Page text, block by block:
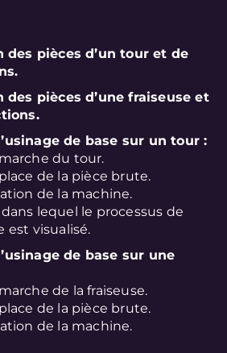
pièces d’un tour et de
pièces d’une fraiseuse et
de base sur un tour :
du tour.
de la pièce brute.
de la machine.
lequel le processus de
est visualisé.
de base sur une
de la fraiseuse.
de la pièce brute.
de la machine.